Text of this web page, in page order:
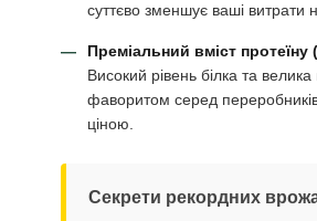
суттєво зменшує ваші витрати
Преміальний вміст протеїну
Високий рівень білка та
фаворитом серед
ціною.
Секрети рекордних